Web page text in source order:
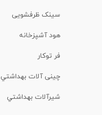
سینک ظرفشویی
هود آشپزخانه
فر توکار
چینی آلات بهداشتي
شیرآلات بهداشتي